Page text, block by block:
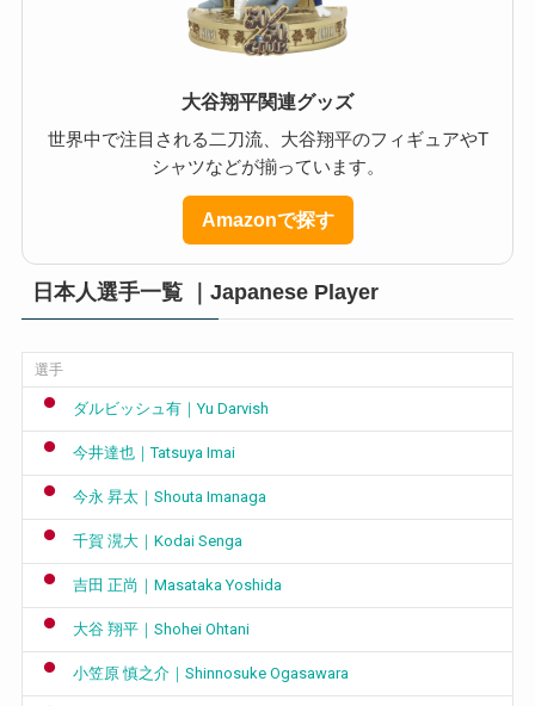
大谷翔平関連グッズ
世界中で注目される二刀流、大谷翔平のフィギュアやT
シャツなどが揃っています。
Amazonで探す
日本人選手一覧 ｜Japanese Player
選手
ダルビッシュ有｜Yu Darvish
今井達也｜Tatsuya Imai
今永 昇太｜Shouta Imanaga
千賀 滉大｜Kodai Senga
吉田 正尚｜Masataka Yoshida
大谷 翔平｜Shohei Ohtani
小笠原 慎之介｜Shinnosuke Ogasawara